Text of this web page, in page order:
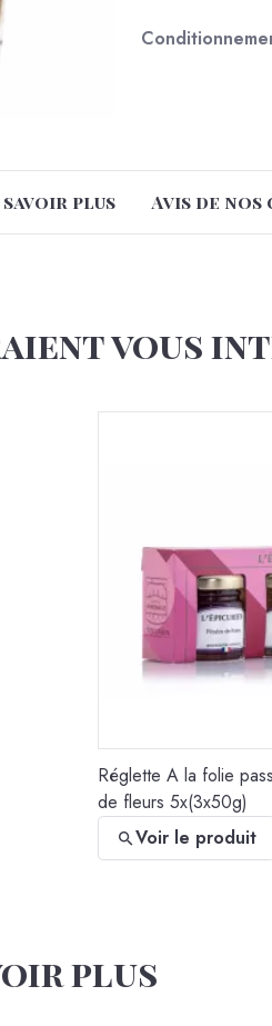
savoir plus Avis de
vous
Réglette A la folie
de fleurs 5x(3x50g)
Voir le produit
plus